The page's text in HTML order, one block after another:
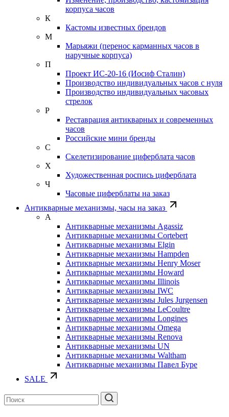
корпуса часов
К
Кастомы известных брендов
М
Марьяжи (перенос карманных часов в
наручные корпуса)
П
Проект ИС-20-16 (Иосиф Сталин)
Производство индивидуальных часов с нуля
Производство индивидуальных часовых
стрелок
Р
Реставрация антикварных и современных
часов
Российские мини бренды
С
Скелетизирование циферблата часов
Х
Художественная роспись циферблата
Ч
Часовые циферблаты на заказ
Антикварные механизмы, часы на заказ
А
Антикварные механизмы Agassiz
Антикварные механизмы Cortebert
Антикварные механизмы Elgin
Антикварные механизмы Hampden
Антикварные механизмы Henry Moser
Антикварные механизмы Howard
Антикварные механизмы Illinois
Антикварные механизмы IWC
Антикварные механизмы Jules Jurgensen
Антикварные механизмы LeCoultre
Антикварные механизмы Longines
Антикварные механизмы Omega
Антикварные механизмы Renova
Антикварные механизмы UN
Антикварные механизмы Waltham
Антикварные механизмы Павел Буре
SALE